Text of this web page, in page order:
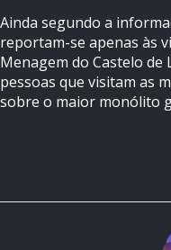
Ainda segundo a
reportam-se apenas às
Menagem do Castelo
pessoas que visitam as
sobre o maior monólito